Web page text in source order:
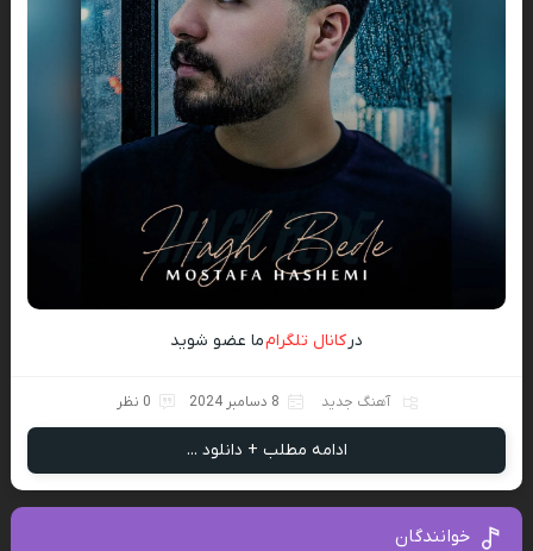
درکانال تلگرامما عضو شوید
آهنگ جدید 8 دسامبر 2024 0 نظر
ادامه مطلب + دانلود ...
خوانندگان